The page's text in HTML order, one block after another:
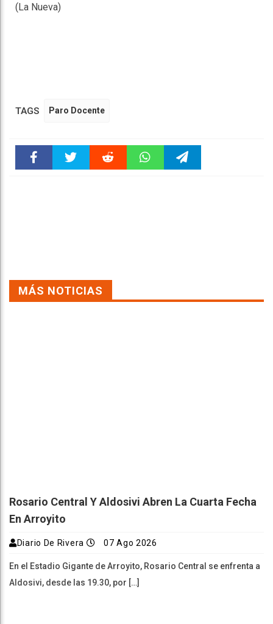
(La Nueva)
TAGS Paro Docente
MÁS NOTICIAS
Rosario Central Y Aldosivi Abren La Cuarta Fecha
En Arroyito
Diario De Rivera 07 Ago 2026
En el Estadio Gigante de Arroyito, Rosario Central se enfrenta a
Aldosivi, desde las 19.30, por […]